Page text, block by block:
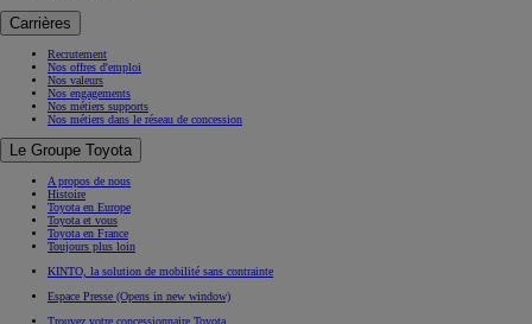
Carrières
Recrutement
Nos offres d'emploi
Nos valeurs
Nos engagements
Nos métiers supports
Nos métiers dans le réseau de concession
Le Groupe Toyota
A propos de nous
Histoire
Toyota en Europe
Toyota et vous
Toyota en France
Toujours plus loin
KINTO, la solution de mobilité sans contrainte
Espace Presse (Opens in new window)
Trouvez votre concessionnaire Toyota